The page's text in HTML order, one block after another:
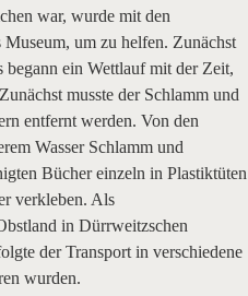
war, wurde mit den
um zu helfen. Zunächst
begann ein Wettlauf mit der Zeit,
musste der Schlamm und
entfernt werden. Von den
Wasser Schlamm und
Bücher einzeln in Plastiktüten
verkleben. Als
in Dürrweitzschen
der Transport in verschiedene
wurden.